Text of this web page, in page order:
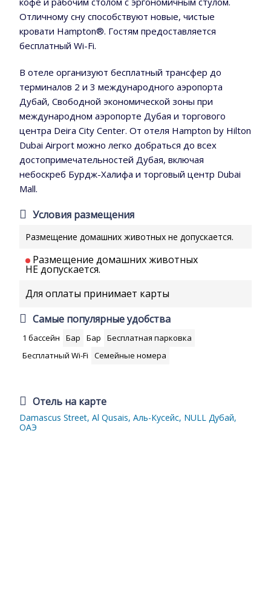
Отличному сну способствуют новые, чистые
кровати Hampton®. Гостям предоставляется
бесплатный Wi-Fi.
В отеле организуют бесплатный трансфер до
терминалов 2 и 3 международного аэропорта
Дубай, Свободной экономической зоны при
международном аэропорте Дубая и торгового
центра Deira City Center. От отеля Hampton by Hilton
Dubai Airport можно легко добраться до всех
достопримечательностей Дубая, включая
небоскреб Бурдж-Халифа и торговый центр Dubai
Mall.
Условия размещения
Размещение домашних животных не допускается.
Размещение домашних животных
НЕ допускается.
Для оплаты принимает карты
Самые популярные удобства
1 бассейн Бар Бар
Бесплатная парковка
Бесплатный Wi-Fi
Семейные номера
Отель на карте
Damascus Street, Al Qusais, Аль-Кусейс, NULL Дубай,
ОАЭ